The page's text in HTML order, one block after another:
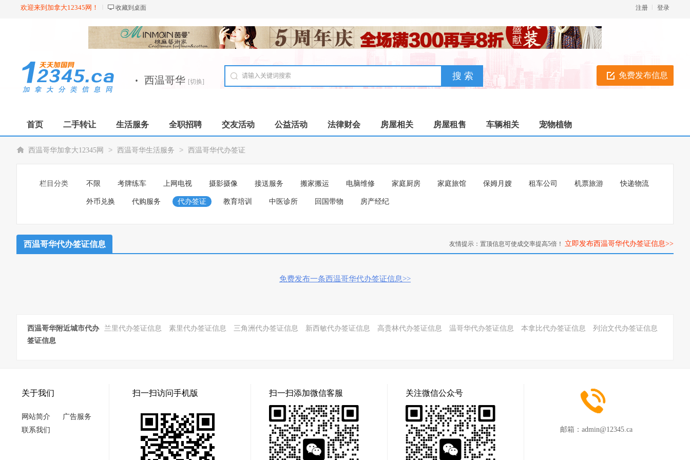
欢迎来到加拿大12345网！ 收藏到桌面 登录
注册
免费发布信息
· 西温哥华 [切换]
首页 二手转让 生活服务 全职招聘 交友活动 公益活动 法律财会 房屋相关 房屋租售 车辆相关 宠物植物
西温哥华加拿大12345网 > 西温哥华生活服务 > 西温哥华代办签证
栏目分类 不限 考牌练车 上网电视 摄影摄像 接送服务 搬家搬运 电脑维修 家庭厨房 家庭旅馆 保姆月嫂 租车公司 机票旅游 快递物流
外币兑换 代购服务 代办签证 教育培训 中医诊所 回国带物 房产经纪
西温哥华代办签证信息 友情提示：置顶信息可使成交率提高5倍！ 立即发布西温哥华代办签证信息>>
免费发布一条西温哥华代办签证信息>>
西温哥华附近城市代办
签证信息
兰里代办签证信息 素里代办签证信息 三角洲代办签证信息 新西敏代办签证信息 高贵林代办签证信息 温哥华代办签证信息 本拿比代办签证信息 列治文代办签证信息
关于我们
网站简介
广告服务
联系我们
扫一扫访问手机版 扫一扫添加微信客服 关注微信公众号
邮箱： admin@12345.ca